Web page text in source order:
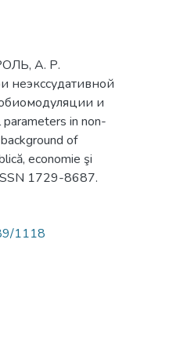
А. Р.
и
in non-
of
economie şi
1729-8687.
1118